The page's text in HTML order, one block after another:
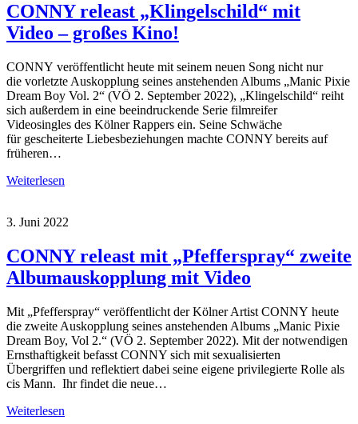
CONNY releast „Klingelschild“ mit
Video – großes Kino!
CONNY veröffentlicht heute mit seinem neuen Song nicht nur
die vorletzte Auskopplung seines anstehenden Albums „Manic Pixie
Dream Boy Vol. 2“ (VÖ 2. September 2022), „Klingelschild“ reiht
sich außerdem in eine beeindruckende Serie filmreifer
Videosingles des Kölner Rappers ein. Seine Schwäche
für gescheiterte Liebesbeziehungen machte CONNY bereits auf
früheren…
Weiterlesen
3. Juni 2022
CONNY releast mit „Pfefferspray“ zweite
Albumauskopplung mit Video
Mit „Pfefferspray“ veröffentlicht der Kölner Artist CONNY heute
die zweite Auskopplung seines anstehenden Albums „Manic Pixie
Dream Boy, Vol 2.“ (VÖ 2. September 2022). Mit der notwendigen
Ernsthaftigkeit befasst CONNY sich mit sexualisierten
Übergriffen und reflektiert dabei seine eigene privilegierte Rolle als
cis Mann. Ihr findet die neue…
Weiterlesen